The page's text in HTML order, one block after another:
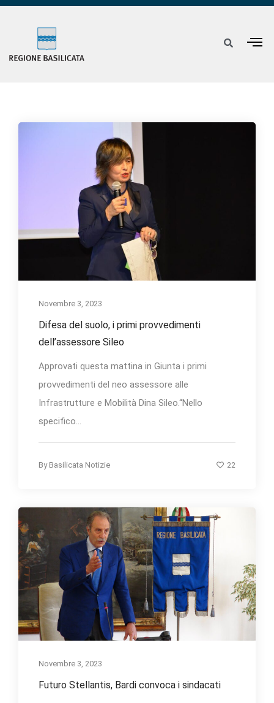
Novembre 3, 2023
Difesa del suolo, i primi provvedimenti
dell’assessore Sileo
Approvati questa mattina in Giunta i primi
provvedimenti del neo assessore alle
Infrastrutture e Mobilità Dina Sileo.“Nello
specifico...
By Basilicata Notizie 22
Novembre 3, 2023
Futuro Stellantis, Bardi convoca i sindacati